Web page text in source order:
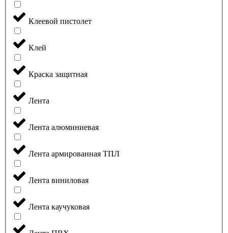
Клеевой пистолет
Клей
Краска защитная
Лента
Лента алюминиевая
Лента армированная ТПЛ
Лента виниловая
Лента каучуковая